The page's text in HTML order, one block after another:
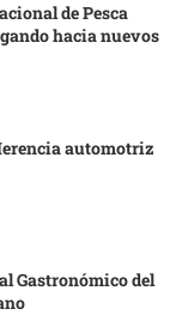
de Pesca
hacia nuevos
automotriz
Gastronómico del